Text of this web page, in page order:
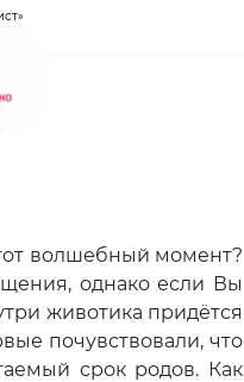
волшебный момент?
однако если Вы
животика придётся
почувствовали, что
срок родов. Как